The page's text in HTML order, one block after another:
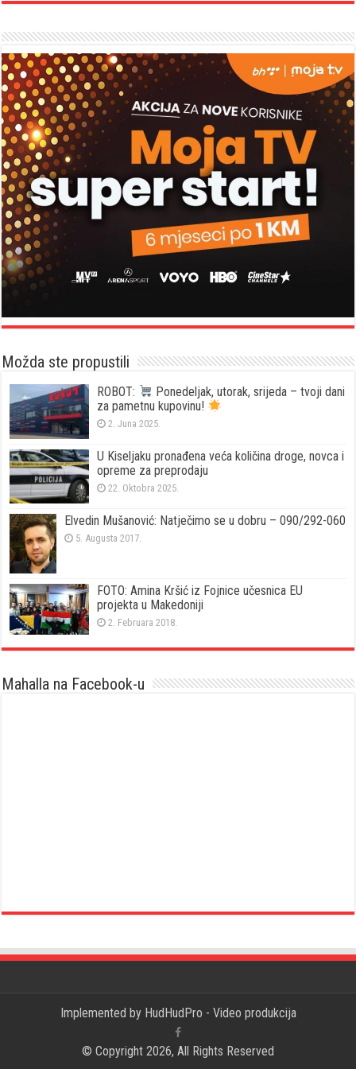
Možda ste propustili
ROBOT:
Ponedeljak, utorak, srijeda – tvoji dani
za pametnu kupovinu!
2. Juna 2025.
U Kiseljaku pronađena veća količina droge, novca i
opreme za preprodaju
22. Oktobra 2025.
Elvedin Mušanović: Natječimo se u dobru – 090/292-060
5. Augusta 2017.
FOTO: Amina Kršić iz Fojnice učesnica EU
projekta u Makedoniji
2. Februara 2018.
Mahalla na Facebook-u
Implemented by HudHudPro - Video produkcija
© Copyright 2026, All Rights Reserved